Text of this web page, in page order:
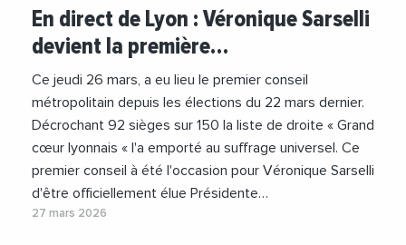
#MetropoleDeLyon
#Police
#Politique
#Tramway
#Transports
#Travaux
#VeroniqueSarselli
#Videos
En direct de Lyon : Véronique Sarselli
devient la première…
Ce jeudi 26 mars, a eu lieu le premier conseil
métropolitain depuis les élections du 22 mars dernier.
Décrochant 92 sièges sur 150 la liste de droite « Grand
cœur lyonnais « l'a emporté au suffrage universel. Ce
premier conseil à été l'occasion pour Véronique Sarselli
d'être officiellement élue Présidente…
27 mars 2026